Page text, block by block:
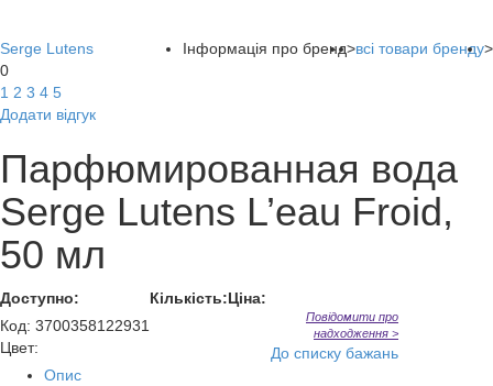
Інформація про бренд>всі товари бренду>
Serge Lutens
0
1 2 3 4 5
Додати відгук
Парфюмированная вода
Serge Lutens L’eau Froid,
50 мл
Доступно: Кількість:Ціна:
Код: 3700358122931
Цвет:
Повідомити про
надходження >
До списку бажань
Опис